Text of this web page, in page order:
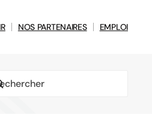
NOS PARTENAIRES EMPLOI